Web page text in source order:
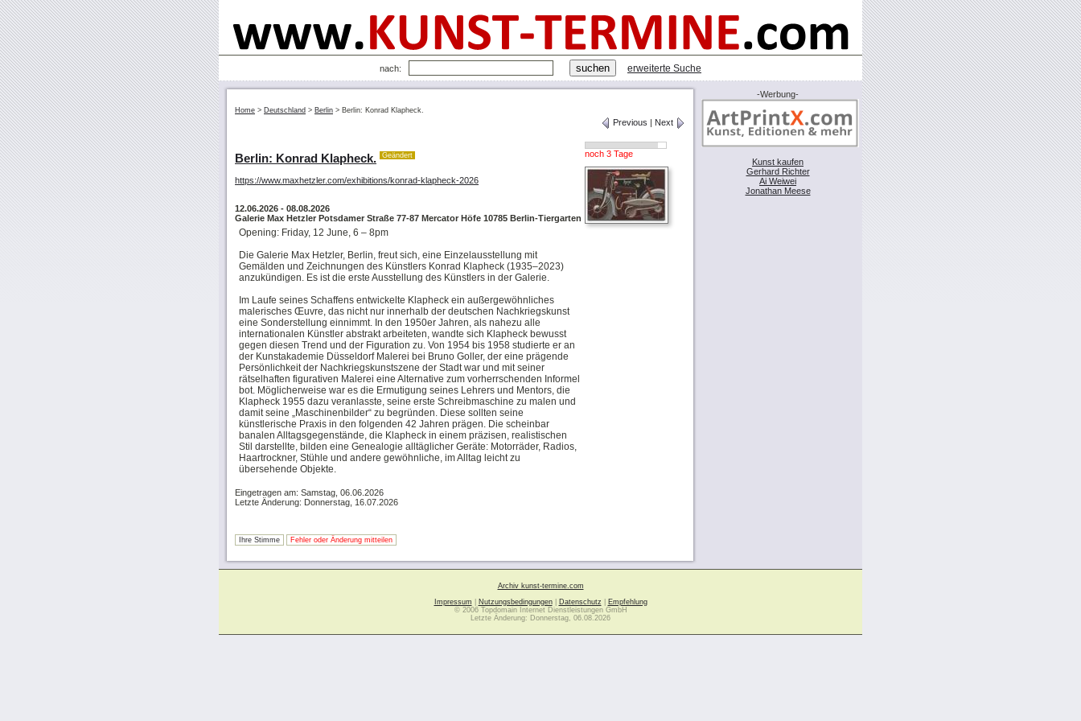
nach: erweiterte Suche
Home > Deutschland > Berlin > Berlin: Konrad Klapheck.
Previous | Next
noch 3 Tage
Berlin: Konrad Klapheck. Geändert
https://www.maxhetzler.com/exhibitions/konrad-klapheck-2026
12.06.2026 - 08.08.2026
Galerie Max Hetzler Potsdamer Straße 77-87 Mercator Höfe 10785 Berlin-Tiergarten
Opening: Friday, 12 June, 6 – 8pm
Die Galerie Max Hetzler, Berlin, freut sich, eine Einzelausstellung mit
Gemälden und Zeichnungen des Künstlers Konrad Klapheck (1935–2023)
anzukündigen. Es ist die erste Ausstellung des Künstlers in der Galerie.
Im Laufe seines Schaffens entwickelte Klapheck ein außergewöhnliches
malerisches Œuvre, das nicht nur innerhalb der deutschen Nachkriegskunst
eine Sonderstellung einnimmt. In den 1950er Jahren, als nahezu alle
internationalen Künstler abstrakt arbeiteten, wandte sich Klapheck bewusst
gegen diesen Trend und der Figuration zu. Von 1954 bis 1958 studierte er an
der Kunstakademie Düsseldorf Malerei bei Bruno Goller, der eine prägende
Persönlichkeit der Nachkriegskunstszene der Stadt war und mit seiner
rätselhaften figurativen Malerei eine Alternative zum vorherrschenden Informel
bot. Möglicherweise war es die Ermutigung seines Lehrers und Mentors, die
Klapheck 1955 dazu veranlasste, seine erste Schreibmaschine zu malen und
damit seine „Maschinenbilder“ zu begründen. Diese sollten seine
künstlerische Praxis in den folgenden 42 Jahren prägen. Die scheinbar
banalen Alltagsgegenstände, die Klapheck in einem präzisen, realistischen
Stil darstellte, bilden eine Genealogie alltäglicher Geräte: Motorräder, Radios,
Haartrockner, Stühle und andere gewöhnliche, im Alltag leicht zu
übersehende Objekte.
Eingetragen am: Samstag, 06.06.2026
Letzte Änderung: Donnerstag, 16.07.2026
Ihre Stimme Fehler oder Änderung mitteilen
-Werbung-
Kunst kaufen
Gerhard Richter
Ai Weiwei
Jonathan Meese
Archiv kunst-termine.com
Impressum
Nutzungsbedingungen| Datenschutz
Empfehlung
© 2006 Topdomain Internet Dienstleistungen GmbH
Letzte Änderung: Donnerstag, 06.08.2026